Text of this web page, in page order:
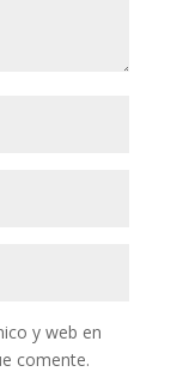
y web en
comente.